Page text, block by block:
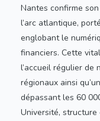
Nantes confirme
l’arc atlantique,
englobant le
financiers. Cette
l’accueil régulier de
régionaux ainsi
dépassant les 60
Université,